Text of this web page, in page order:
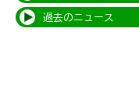
過去のニュース